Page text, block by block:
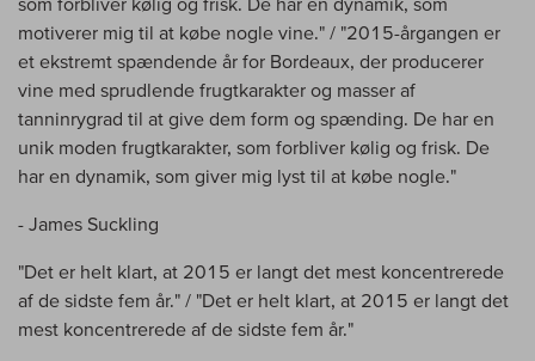
motiverer mig til at købe nogle vine." / "2015-årgangen er
et ekstremt spændende år for Bordeaux, der producerer
vine med sprudlende frugtkarakter og masser af
tanninrygrad til at give dem form og spænding. De har en
unik moden frugtkarakter, som forbliver kølig og frisk. De
har en dynamik, som giver mig lyst til at købe nogle."
- James Suckling
"Det er helt klart, at 2015 er langt det mest koncentrerede
af de sidste fem år." / "Det er helt klart, at 2015 er langt det
mest koncentrerede af de sidste fem år."